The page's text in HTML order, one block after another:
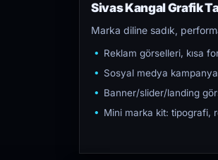
Sivas Kangal Grafik
Marka diline sadık,
Reklam görselleri, kısa
Sosyal medya
Banner/slider/landing
Mini marka kit: tipografi,